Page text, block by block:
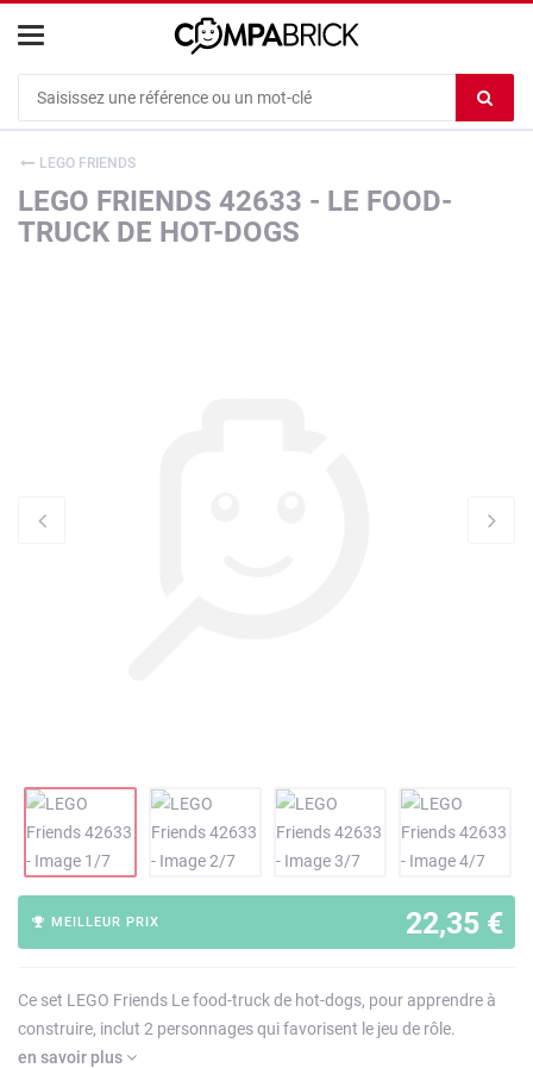
le
LEGO FRIENDS
LEGO FRIENDS 42633 - LE FOOD-
TRUCK DE HOT-DOGS
22,35 €
MEILLEUR PRIX
Ce set LEGO Friends Le food-truck de hot-dogs, pour apprendre à
construire, inclut 2 personnages qui favorisent le jeu de rôle.
en savoir plus
Cookies management panel